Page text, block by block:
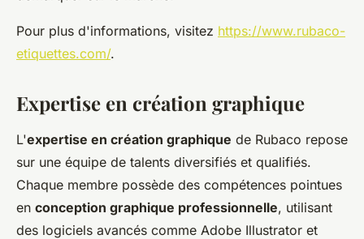
Pour plus d'informations, visitez https://www.rubaco-
etiquettes.com/.
Expertise en création graphique
L'expertise en création graphique de Rubaco repose
sur une équipe de talents diversifiés et qualifiés.
Chaque membre possède des compétences pointues
en conception graphique professionnelle, utilisant
des logiciels avancés comme Adobe Illustrator et